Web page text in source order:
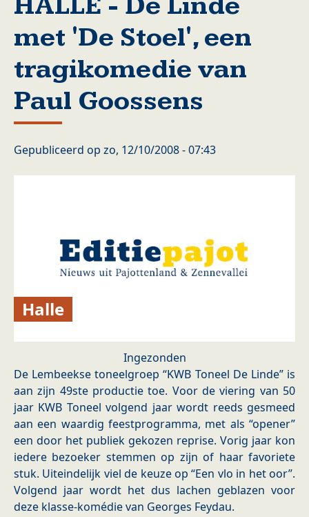
met 'De Stoel', een
tragikomedie van
Paul Goossens
Gepubliceerd op zo, 12/10/2008 - 07:43
Halle
Ingezonden
De Lembeekse toneelgroep “KWB Toneel De Linde” is
aan zijn 49ste productie toe. Voor de viering van 50
jaar KWB Toneel volgend jaar wordt reeds gesmeed
aan een waardig feestprogramma, met als “opener”
een door het publiek gekozen reprise. Vorig jaar kon
iedere bezoeker stemmen op zijn of haar favoriete
stuk. Uiteindelijk viel de keuze op “Een vlo in het oor”.
Volgend jaar wordt het dus lachen geblazen voor
deze klasse-komédie van Georges Feydau.